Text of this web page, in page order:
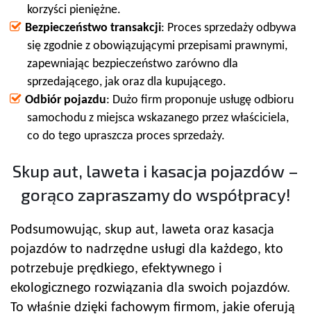
korzyści pieniężne.
Bezpieczeństwo transakcji: Proces sprzedaży odbywa
się zgodnie z obowiązującymi przepisami prawnymi,
zapewniając bezpieczeństwo zarówno dla
sprzedającego, jak oraz dla kupującego.
Odbiór pojazdu: Dużo firm proponuje usługę odbioru
samochodu z miejsca wskazanego przez właściciela,
co do tego upraszcza proces sprzedaży.
Skup aut, laweta i kasacja pojazdów –
gorąco zapraszamy do współpracy!
Podsumowując, skup aut, laweta oraz kasacja
pojazdów to nadrzędne usługi dla każdego, kto
potrzebuje prędkiego, efektywnego i
ekologicznego rozwiązania dla swoich pojazdów.
To właśnie dzięki fachowym firmom, jakie oferują